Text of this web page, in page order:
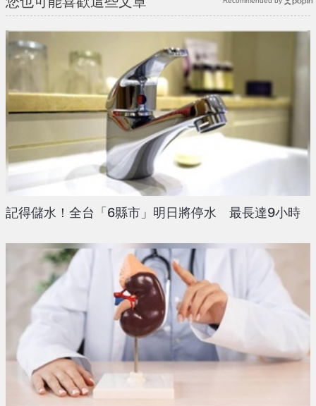
記得儲水！全台「6縣市」明日將停水 最長達9小時